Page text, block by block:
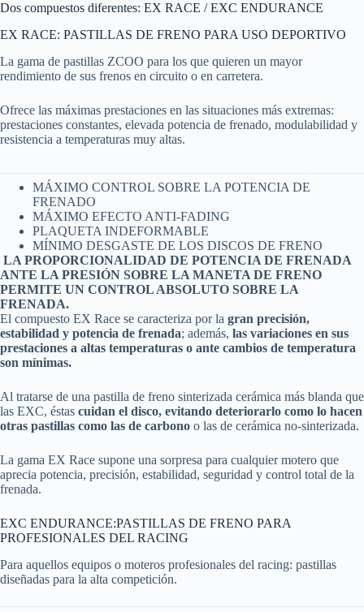
Dos compuestos diferentes: EX RACE / EXC ENDURANCE
EX RACE: PASTILLAS DE FRENO PARA USO DEPORTIVO
La gama de pastillas ZCOO para los que quieren un mayor
rendimiento de sus frenos en circuito o en carretera.
Ofrece las máximas prestaciones en las situaciones más extremas:
prestaciones constantes, elevada potencia de frenado, modulabilidad y
resistencia a temperaturas muy altas.
MÁXIMO CONTROL SOBRE LA POTENCIA DE
FRENADO
MÁXIMO EFECTO ANTI-FADING
PLAQUETA INDEFORMABLE
MÍNIMO DESGASTE DE LOS DISCOS DE FRENO
LA PROPORCIONALIDAD DE POTENCIA DE FRENADA
ANTE LA PRESIÓN SOBRE LA MANETA DE FRENO
PERMITE UN CONTROL ABSOLUTO SOBRE LA
FRENADA.
El compuesto EX Race se caracteriza por la gran precisión,
estabilidad y potencia de frenada; además, las variaciones en sus
prestaciones a altas temperaturas o ante cambios de temperatura
son mínimas.
Al tratarse de una pastilla de freno sinterizada cerámica más blanda que
las EXC, éstas cuidan el disco, evitando deteriorarlo como lo hacen
otras pastillas como las de carbono o las de cerámica no-sinterizada.
La gama EX Race supone una sorpresa para cualquier motero que
aprecia potencia, precisión, estabilidad, seguridad y control total de la
frenada.
EXC ENDURANCE:PASTILLAS DE FRENO PARA
PROFESIONALES DEL RACING
Para aquellos equipos o moteros profesionales del racing: pastillas
diseñadas para la alta competición.